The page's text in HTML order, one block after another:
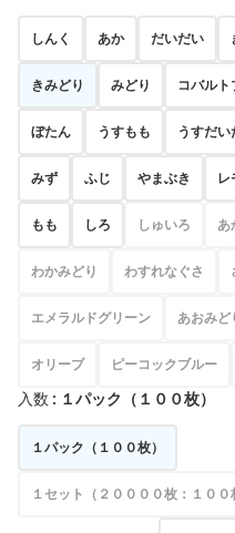
しんく あか だいだい
きみどり みどり コバルト
ぼたん うすもも うすだい
みず ふじ やまぶき レ
もも しろ しゅいろ あ
わかみどり わすれなぐさ
エメラルドグリーン あおみど
オリーブ ピーコックブルー
入数 : １パック（１００枚）
１パック（１００枚）
１セット（２００００枚：１００